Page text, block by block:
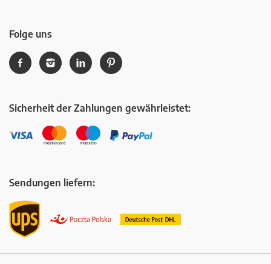
Folge uns
Sicherheit der Zahlungen gewährleistet:
Sendungen liefern: